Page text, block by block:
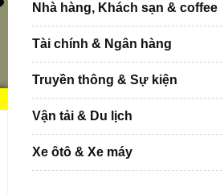
Nhà hàng, Khách sạn & coffee
Tài chính & Ngân hàng
Truyền thông & Sự kiện
Vận tải & Du lịch
Xe ôtô & Xe máy